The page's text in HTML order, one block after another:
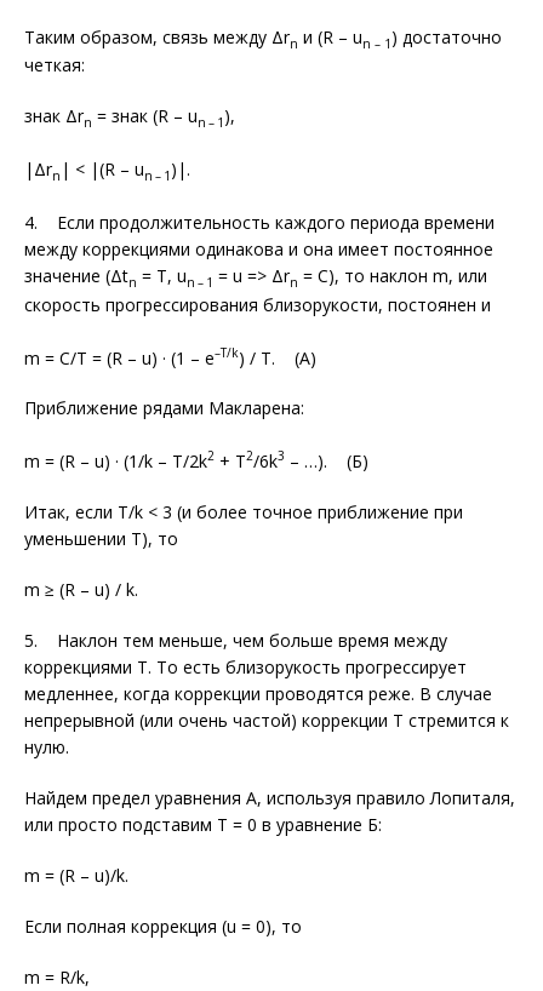
Таким образом, связь между Δrn и (R – un – 1 ) достаточно
четкая:
знак Δrn = знак (R – un – 1 ),
|Δrn | < |(R – un – 1 )|.
4. Если продолжительность каждого периода времени
между коррекциями одинакова и она имеет постоянное
значение (Δtn = T, un – 1 = u => Δrn = C), то наклон m, или
скорость прогрессирования близорукости, постоянен и
m = C/T = (R – u) · (1 – e–T/k) / T. (А)
Приближение рядами Макларена:
m = (R – u) · (1/k – T/2k2 + T2/6k3 – …). (Б)
Итак, если T/k < 3 (и более точное приближение при
уменьшении T), то
m ≥ (R – u) / k.
5. Наклон тем меньше, чем больше время между
коррекциями T. То есть близорукость прогрессирует
медленнее, когда коррекции проводятся реже. В случае
непрерывной (или очень частой) коррекции Т стремится к
нулю.
Найдем предел уравнения А, используя правило Лопиталя,
или просто подставим T = 0 в уравнение Б:
m = (R – u)/k.
Если полная коррекция (u = 0), то
m = R/k,